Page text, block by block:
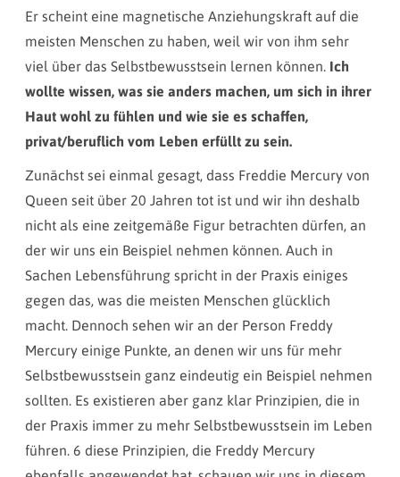
Er scheint eine magnetische Anziehungskraft auf die
meisten Menschen zu haben, weil wir von ihm sehr
viel über das Selbstbewusstsein lernen können. Ich
wollte wissen, was sie anders machen, um sich in ihrer
Haut wohl zu fühlen und wie sie es schaffen,
privat/beruflich vom Leben erfüllt zu sein.
Zunächst sei einmal gesagt, dass Freddie Mercury von
Queen seit über 20 Jahren tot ist und wir ihn deshalb
nicht als eine zeitgemäße Figur betrachten dürfen, an
der wir uns ein Beispiel nehmen können. Auch in
Sachen Lebensführung spricht in der Praxis einiges
gegen das, was die meisten Menschen glücklich
macht. Dennoch sehen wir an der Person Freddy
Mercury einige Punkte, an denen wir uns für mehr
Selbstbewusstsein ganz eindeutig ein Beispiel nehmen
sollten. Es existieren aber ganz klar Prinzipien, die in
der Praxis immer zu mehr Selbstbewusstsein im Leben
führen. 6 diese Prinzipien, die Freddy Mercury